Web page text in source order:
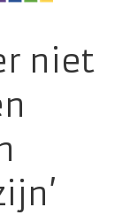
niet